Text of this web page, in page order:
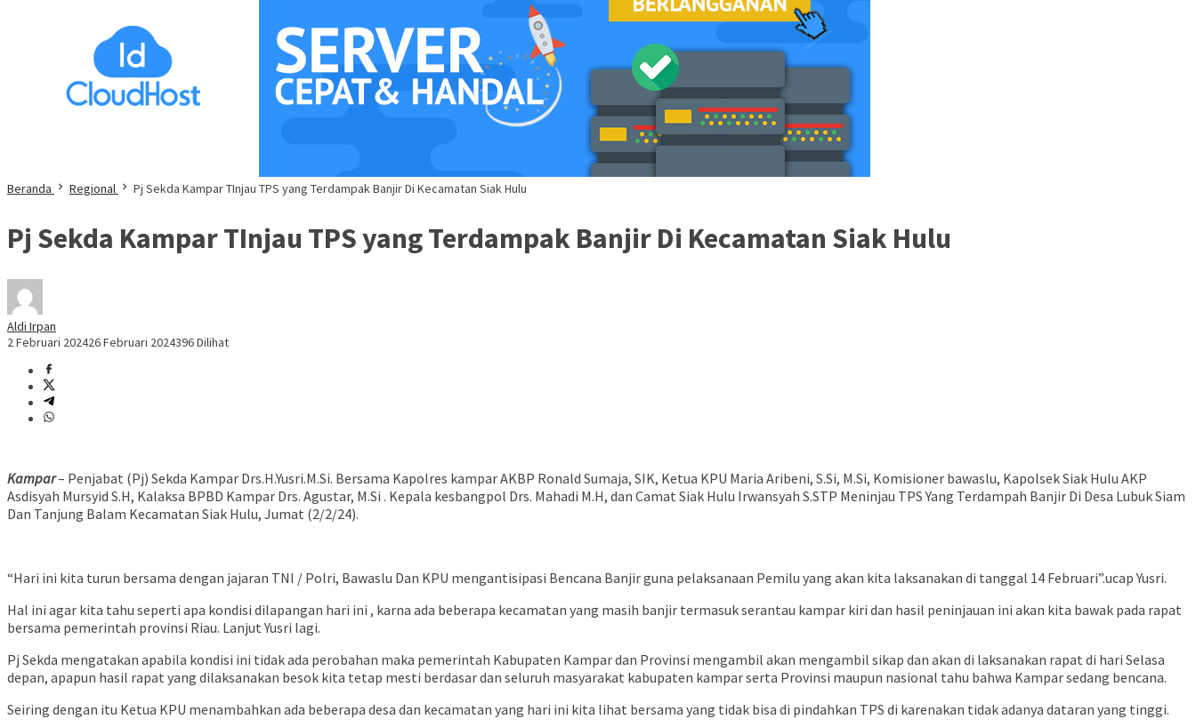
Beranda Regional Pj Sekda Kampar TInjau TPS yang Terdampak Banjir Di Kecamatan Siak Hulu
Pj Sekda Kampar TInjau TPS yang Terdampak Banjir Di Kecamatan Siak Hulu
Aldi Irpan
2 Februari 202426 Februari 2024396 Dilihat
Kampar– Penjabat (Pj) Sekda Kampar Drs.H.Yusri.M.Si. Bersama Kapolres kampar AKBP Ronald Sumaja, SIK, Ketua KPU Maria Aribeni, S.Si, M.Si, Komisioner bawaslu, Kapolsek Siak Hulu AKP
Asdisyah Mursyid S.H, Kalaksa BPBD Kampar Drs. Agustar, M.Si . Kepala kesbangpol Drs. Mahadi M.H, dan Camat Siak Hulu Irwansyah S.STP Meninjau TPS Yang Terdampah Banjir Di Desa Lubuk Siam
Dan Tanjung Balam Kecamatan Siak Hulu, Jumat (2/2/24).
“Hari ini kita turun bersama dengan jajaran TNI / Polri, Bawaslu Dan KPU mengantisipasi Bencana Banjir guna pelaksanaan Pemilu yang akan kita laksanakan di tanggal 14 Februari”.ucap Yusri.
Hal ini agar kita tahu seperti apa kondisi dilapangan hari ini , karna ada beberapa kecamatan yang masih banjir termasuk serantau kampar kiri dan hasil peninjauan ini akan kita bawak pada rapat
bersama pemerintah provinsi Riau. Lanjut Yusri lagi.
Pj Sekda mengatakan apabila kondisi ini tidak ada perobahan maka pemerintah Kabupaten Kampar dan Provinsi mengambil akan mengambil sikap dan akan di laksanakan rapat di hari Selasa
depan, apapun hasil rapat yang dilaksanakan besok kita tetap mesti berdasar dan seluruh masyarakat kabupaten kampar serta Provinsi maupun nasional tahu bahwa Kampar sedang bencana.
Seiring dengan itu Ketua KPU menambahkan ada beberapa desa dan kecamatan yang hari ini kita lihat bersama yang tidak bisa di pindahkan TPS di karenakan tidak adanya dataran yang tinggi.